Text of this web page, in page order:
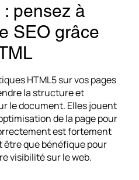
pensez à
SEO grâce
HTML5 sur vos pages
la structure et
le document. Elles jouent
de la page pour
est fortement
être que bénéfique pour
visibilité sur le web.